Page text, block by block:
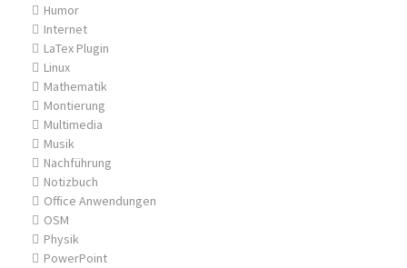
Humor
Internet
LaTex Plugin
Linux
Mathematik
Montierung
Multimedia
Musik
Nachführung
Notizbuch
Office Anwendungen
OSM
Physik
PowerPoint